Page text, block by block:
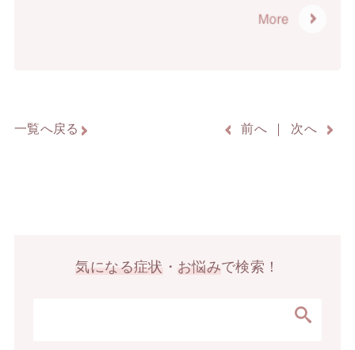
一覧へ戻る 前へ 次へ
気になる症状 ・ お悩みで検索！